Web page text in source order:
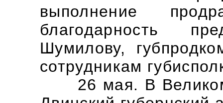
выполнение
благодарность
Шумилову,
сотрудникам
26 мая. В Великом